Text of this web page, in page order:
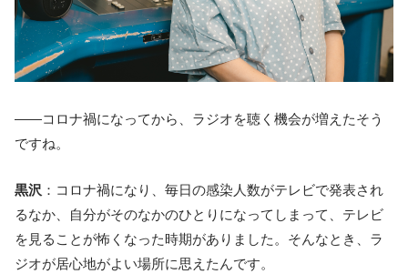
――コロナ禍になってから、ラジオを聴く機会が増えたそう
ですね。
黒沢 ：コロナ禍になり、毎日の感染人数がテレビで発表され
るなか、自分がそのなかのひとりになってしまって、テレビ
を見ることが怖くなった時期がありました。そんなとき、ラ
ジオが居心地がよい場所に思えたんです。